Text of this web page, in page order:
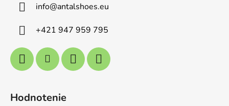
info@antalshoes.eu
+421 947 959 795
Hodnotenie